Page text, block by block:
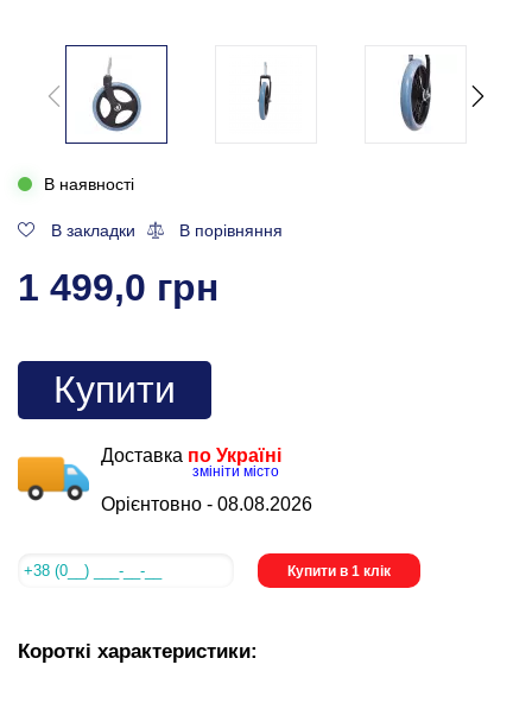
В наявності
В закладки В порівняння
1 499,0 грн
Купити
Доставка по Україні
змініти місто
Орієнтовно - 08.08.2026
Купити в 1 клік
Короткі характеристики: